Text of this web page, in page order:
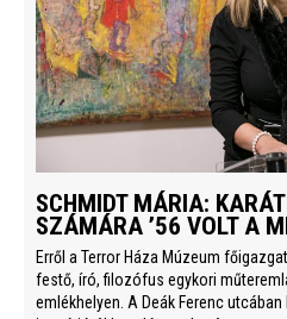
SCHMIDT MÁRIA:
SZÁMÁRA ’56 VOLT A
Erről a Terror Háza Múzeum
festő, író, filozófus egykori
emlékhelyen. A Deák Ferenc